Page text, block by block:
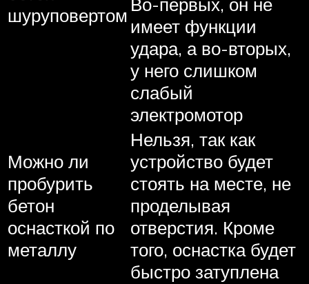
шуруповертом Во-первых, он не
имеет функции
удара, а во-вторых,
у него слишком
слабый
электромотор
Можно ли
пробурить
бетон
оснасткой по
металлу
Нельзя, так как
устройство будет
стоять на месте, не
проделывая
отверстия. Кроме
того, оснастка будет
быстро затуплена